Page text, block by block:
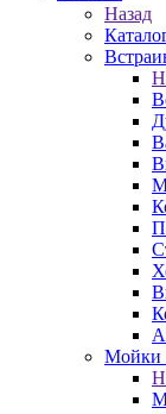
Назад
Мойки